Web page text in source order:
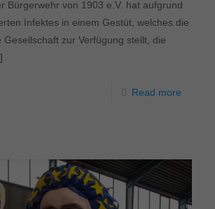
Bürgerwehr von 1903 e.V. hat aufgrund
Infektes in einem Gestüt, welches die
Gesellschaft zur Verfügung stellt, die
Read more